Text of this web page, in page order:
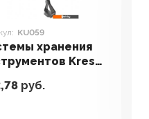
KU059
хранения
Kress
руб.